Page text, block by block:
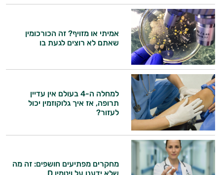
אמיתי או מזויף? זה הכורכומין
שאתם לא רוצים לגעת בו
למחלה ה-4 בעולם אין עדיין
תרופה, אז איך גלוקוזמין יכול
לעזור?
מחקרים מפתיעים חושפים: זה מה